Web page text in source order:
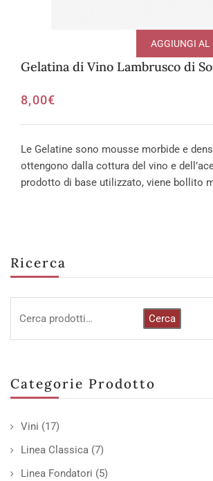
Ricerca
Cerca
Categorie Prodotto
Vini (17)
Linea Classica (7)
Linea Fondatori (5)
Gelatina di Vino Lambrusco di
8,00€
AGGIUNGI AL
Le Gelatine sono mousse morbide e
ottengono dalla cottura del vino e
prodotto di base utilizzato, viene bollito